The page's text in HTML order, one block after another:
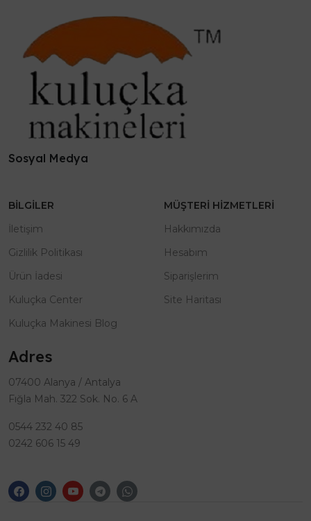
Sosyal Medya
BILGILER
İletişim
Gizlilik Politikası
Ürün İadesi
Kuluçka Center
Kuluçka Makinesi Blog
MÜŞTERI HIZMETLERI
Hakkımızda
Hesabım
Siparişlerim
Site Haritası
Adres
07400 Alanya / Antalya
Fığla Mah. 322 Sok. No. 6 A
0544 232 40 85
0242 606 15 49